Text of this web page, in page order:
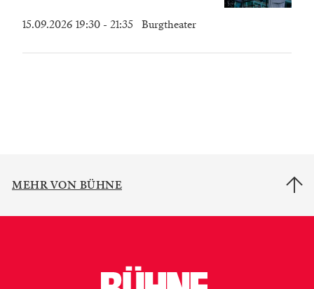
15.09.2026 19:30 - 21:35 Burgtheater
MEHR VON BÜHNE